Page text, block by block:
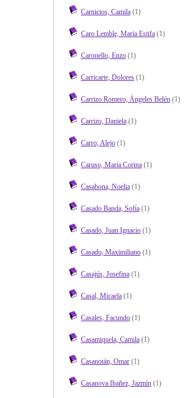
Carnicios, Camila(1)
Caro Lemble, María Estifa(1)
Caronello, Enzo(1)
Carricarte, Dolores(1)
Carrizo Romero, Ángeles Belén(1)
Carrizo, Daniela(1)
Carro, Alejo(1)
Caruso, María Corina(1)
Casabona, Noelia(1)
Casado Banda, Sofía(1)
Casado, Juan Ignacio(1)
Casado, Maximiliano(1)
Casajús, Josefina(1)
Casal, Micaela(1)
Casales, Facundo(1)
Casamiquela, Camila(1)
Casanotán, Omar(1)
Casanova Ibañez, Jazmín(1)